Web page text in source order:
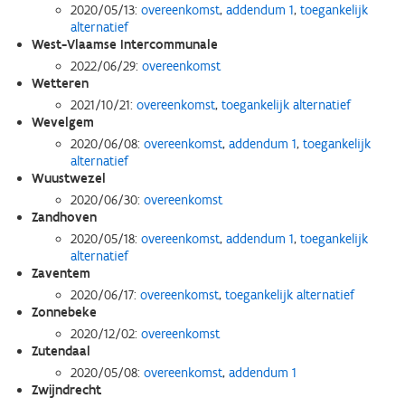
2020/05/13: overeenkomst, addendum 1, toegankelijk
alternatief
West-Vlaamse Intercommunale
2022/06/29: overeenkomst
Wetteren
2021/10/21: overeenkomst, toegankelijk alternatief
Wevelgem
2020/06/08: overeenkomst, addendum 1, toegankelijk
alternatief
Wuustwezel
2020/06/30: overeenkomst
Zandhoven
2020/05/18: overeenkomst, addendum 1, toegankelijk
alternatief
Zaventem
2020/06/17: overeenkomst, toegankelijk alternatief
Zonnebeke
2020/12/02: overeenkomst
Zutendaal
2020/05/08: overeenkomst, addendum 1
Zwijndrecht